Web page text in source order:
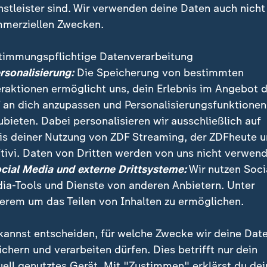
Riedle leitet das Dokumentationszentrum
Jahre nach Kriegsende ist die Erinnerung an die
sind. Wir verwenden deine Daten auch nicht
Zwecken.
Datenverarbeitung
Die Speicherung von bestimmten
ermöglicht uns, dein Erlebnis im Angebot
an dich anzupassen und Personalisierungsfunktionen
Dabei personalisieren wir ausschließlich auf
deiner Nutzung von ZDF Streaming, der ZDFheute
Daten von Dritten werden von uns nicht
Media und externe Drittsysteme:Wir nutzen
Tools und Dienste von anderen Anbietern. Unter
um das Teilen von Inhalten zu ermöglichen.
entscheiden, für welche Zwecke wir deine
und verarbeiten dürfen. Dies betrifft nur dein